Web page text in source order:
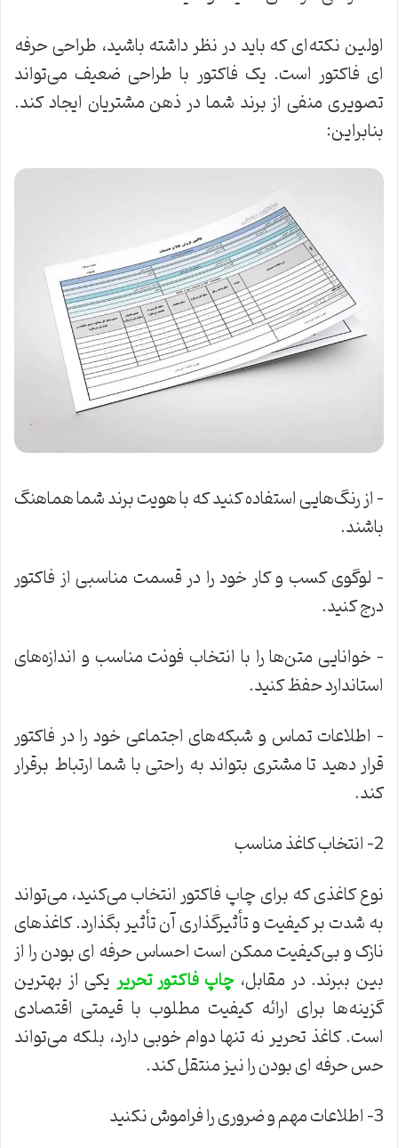
اولین نکته‌ای که باید در نظر داشته باشید، طراحی حرفه
‌ای فاکتور است. یک فاکتور با طراحی ضعیف می‌تواند
تصویری منفی از برند شما در ذهن مشتریان ایجاد کند.
بنابراین:
–از رنگ‌هایی استفاده کنید که با هویت برند شما هماهنگ
باشند.
– لوگوی کسب ‌و کار خود را در قسمت مناسبی از فاکتور
درج کنید.
– خوانایی متن‌ها را با انتخاب فونت مناسب و اندازه‌های
استاندارد حفظ کنید.
– اطلاعات تماس و شبکه‌های اجتماعی خود را در فاکتور
قرار دهید تا مشتری بتواند به راحتی با شما ارتباط برقرار
کند.
2- انتخاب کاغذ مناسب
نوع کاغذی که برای چاپ فاکتور انتخاب می‌کنید، می‌تواند
به شدت بر کیفیت و تأثیرگذاری آن تأثیر بگذارد. کاغذهای
نازک و بی‌کیفیت ممکن است احساس حرفه ‌ای بودن را از
بین ببرند. در مقابل،چاپ فاکتور تحریر یکی از بهترین
گزینه‌ها برای ارائه کیفیت مطلوب با قیمتی اقتصادی
است. کاغذ تحریر نه تنها دوام خوبی دارد، بلکه می‌تواند
حس حرفه ‌ای بودن را نیز منتقل کند.
3- اطلاعات مهم و ضروری را فراموش نکنید